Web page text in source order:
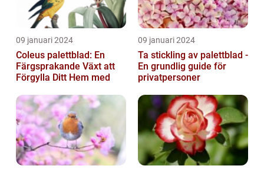
09 januari 2024
Coleus palettblad: En
Färgsprakande Växt att
Förgylla Ditt Hem med
09 januari 2024
Ta stickling av palettblad -
En grundlig guide för
privatpersoner